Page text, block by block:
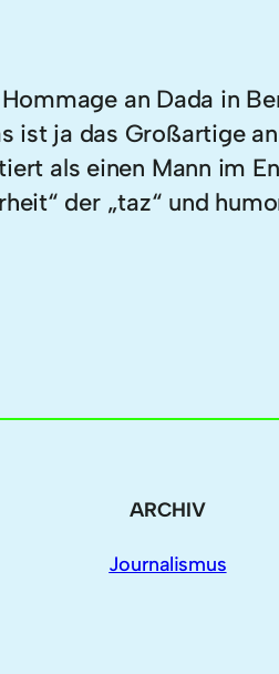
an Dada in
ist ja das Großartige
als einen Mann im
der „taz“ und
ARCHIV
Journalismus